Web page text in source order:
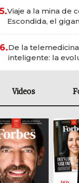
5.Viaje a la mina de
Escondida, el
6.De la
inteligente: la
Videos